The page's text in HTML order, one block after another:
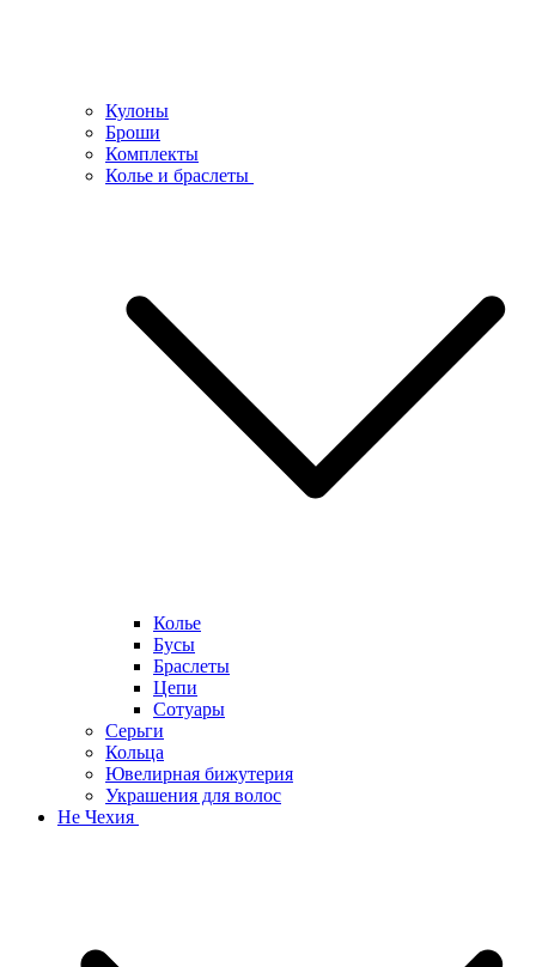
Кулоны
Броши
Комплекты
Колье и браслеты
Колье
Бусы
Браслеты
Цепи
Сотуары
Серьги
Кольца
Ювелирная бижутерия
Украшения для волос
Не Чехия